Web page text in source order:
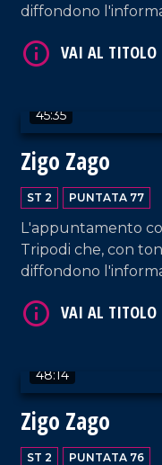
diffondono
Lamezia Terme.
45:35
Zigo Zago
ST 2 PUNTATA 77
L'appuntamento
Tripodi che, con
diffondono
Lamezia Terme.
48:14
Zigo Zago
ST 2 PUNTATA 76
VAI AL TITOLO